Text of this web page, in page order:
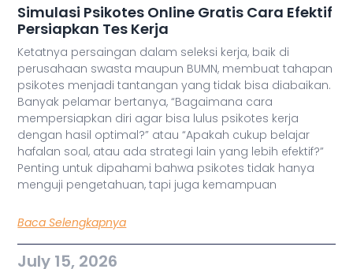
Simulasi Psikotes Online Gratis Cara Efektif
Persiapkan Tes Kerja
Ketatnya persaingan dalam seleksi kerja, baik di
perusahaan swasta maupun BUMN, membuat tahapan
psikotes menjadi tantangan yang tidak bisa diabaikan.
Banyak pelamar bertanya, “Bagaimana cara
mempersiapkan diri agar bisa lulus psikotes kerja
dengan hasil optimal?” atau “Apakah cukup belajar
hafalan soal, atau ada strategi lain yang lebih efektif?”
Penting untuk dipahami bahwa psikotes tidak hanya
menguji pengetahuan, tapi juga kemampuan
Baca Selengkapnya
July 15, 2026